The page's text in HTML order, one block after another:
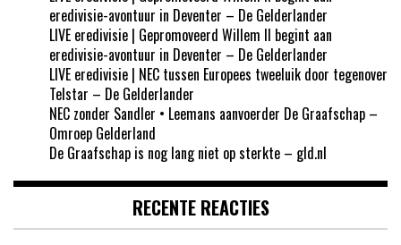
eredivisie-avontuur in Deventer – De Gelderlander
LIVE eredivisie | Gepromoveerd Willem II begint aan
eredivisie-avontuur in Deventer – De Gelderlander
LIVE eredivisie | NEC tussen Europees tweeluik door tegenover
Telstar – De Gelderlander
NEC zonder Sandler • Leemans aanvoerder De Graafschap –
Omroep Gelderland
De Graafschap is nog lang niet op sterkte – gld.nl
RECENTE REACTIES